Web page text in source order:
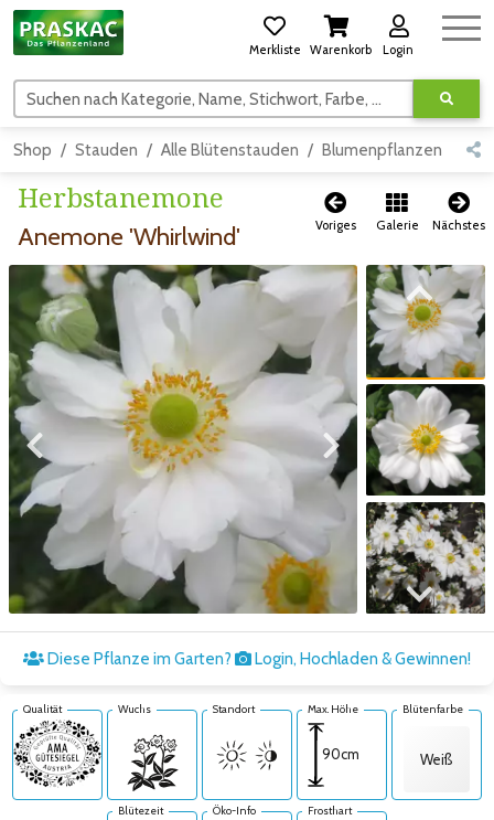
Merkliste Warenkorb Login
Suchen nach Kategorie, Name, Stichwort, Farbe, usw.
Shop Stauden Alle Blütenstauden Blumenpflanzen
Herbstanemone
Anemone 'Whirlwind' Voriges Galerie Nächstes
Zum vorigen Bild Zum nächsten Bild
Zum vorigen Bild
Zum nächsten Bild
Diese Pflanze im Garten? Login, Hochladen & Gewinnen!
Qualität Wuchs Standort Max. Höhe
90cm
Blütenfarbe
Weiß
Blütezeit
Öko-Info Frosthart